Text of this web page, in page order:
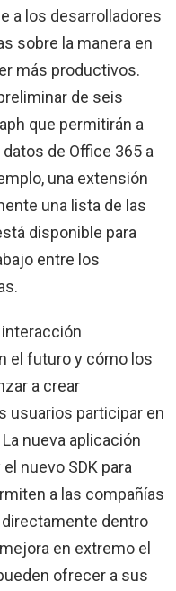
a los desarrolladores
sobre la manera en
más productivos.
de seis
que permitirán a
de Office 365 a
una extensión
una lista de las
disponible para
entre los
el futuro y cómo los
a crear
usuarios participar en
nueva aplicación
nuevo SDK para
a las compañías
dentro
en extremo el
ofrecer a sus